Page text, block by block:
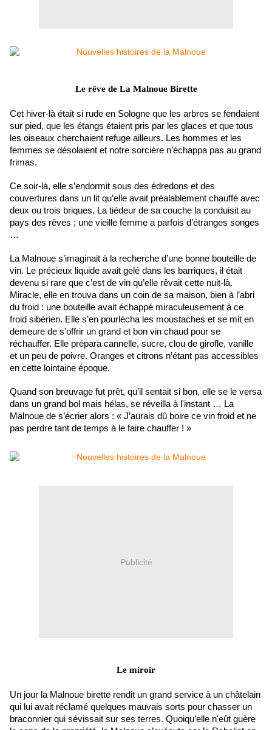
Le rêve de La Malnoue Birette
Cet hiver-là était si rude en Sologne que les arbres se fendaient
sur pied, que les étangs étaient pris par les glaces et que tous
les oiseaux cherchaient refuge ailleurs. Les hommes et les
femmes se désolaient et notre sorcière n’échappa pas au grand
frimas.
Ce soir-là, elle s’endormit sous des édredons et des
couvertures dans un lit qu’elle avait préalablement chauffé avec
deux ou trois briques. La tiédeur de sa couche la conduisit au
pays des rêves ; une vieille femme a parfois d’étranges songes
…
La Malnoue s’imaginait à la recherche d’une bonne bouteille de
vin. Le précieux liquide avait gelé dans les barriques, il était
devenu si rare que c’est de vin qu’elle rêvait cette nuit-là.
Miracle, elle en trouva dans un coin de sa maison, bien à l’abri
du froid : une bouteille avait échappé miraculeusement à ce
froid sibérien. Elle s’en pourlécha les moustaches et se mit en
demeure de s’offrir un grand et bon vin chaud pour se
réchauffer. Elle prépara cannelle, sucre, clou de girofle, vanille
et un peu de poivre. Oranges et citrons n’étant pas accessibles
en cette lointaine époque.
Quand son breuvage fut prêt, qu’il sentait si bon, elle se le versa
dans un grand bol mais hélas, se réveilla à l'instant … La
Malnoue de s’écrier alors : « J’aurais dû boire ce vin froid et ne
pas perdre tant de temps à le faire chauffer ! »
Publicité
Le miroir
Un jour la Malnoue birette rendit un grand service à un châtelain
qui lui avait réclamé quelques mauvais sorts pour chasser un
braconnier qui sévissait sur ses terres. Quoiqu’elle n'eût guère